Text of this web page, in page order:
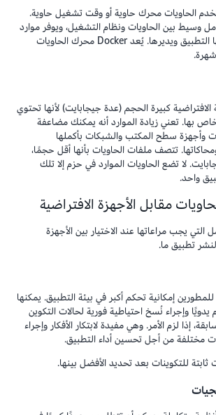
الحاويات محرك حاوية أو وقت تشغيل حاوية.
وسيط بين الحاويات ونظام التشغيل، ويوفر موارد
النظام التي يحتاج إليها التطبيق ويديرها. يُعد Docker محرك الحاويات
كبيرة الحجم (عدة جيجابايت) لأنها تحتوي
بها. تعني زيادة الموارد أنه يمكنك مضاعفة
وأجهزة سطح المكتب والشبكات بأكملها
تتصف ملفات الحاويات بأنها أقل حجمًا،
لا تضع الحاويات الموارد في حزم إلا تلك
واحد.
مقابل الأجهزة الافتراضية
يجب مراعاتها عند الاختيار بين الأجهزة
لنشر تطبيق ما.
للمطورين إمكانية تحكم أكبر في بيئة التطبيق. يمكنها
وإجراء نُسخ احتياطية فورية لحالات التكوين
إذا لزم الأمر. وهي مفيدة لابتكار الأفكار وإجراء
مختلفة من أجل تحسين أداء التطبيق.
ثابتة للتكوينات بعد تحديد الأفضل بينها.